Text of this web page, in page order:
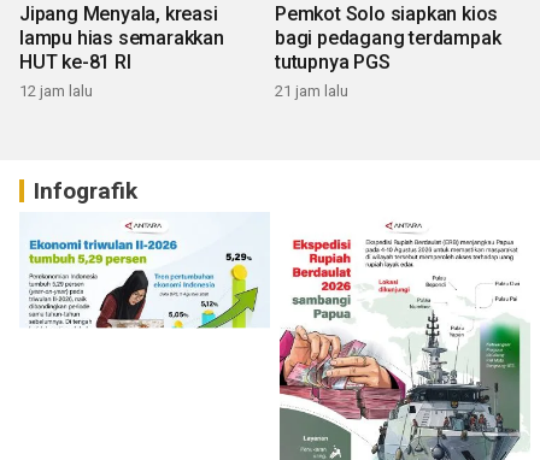
Jipang Menyala, kreasi
lampu hias semarakkan
HUT ke-81 RI
12 jam lalu
Pemkot Solo siapkan kios
bagi pedagang terdampak
tutupnya PGS
21 jam lalu
Infografik